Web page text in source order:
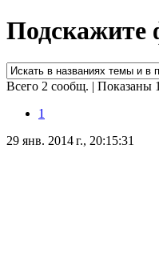
Подскажите
Всего 2 сообщ. | Показаны
1
29 янв. 2014 г., 20:15:31